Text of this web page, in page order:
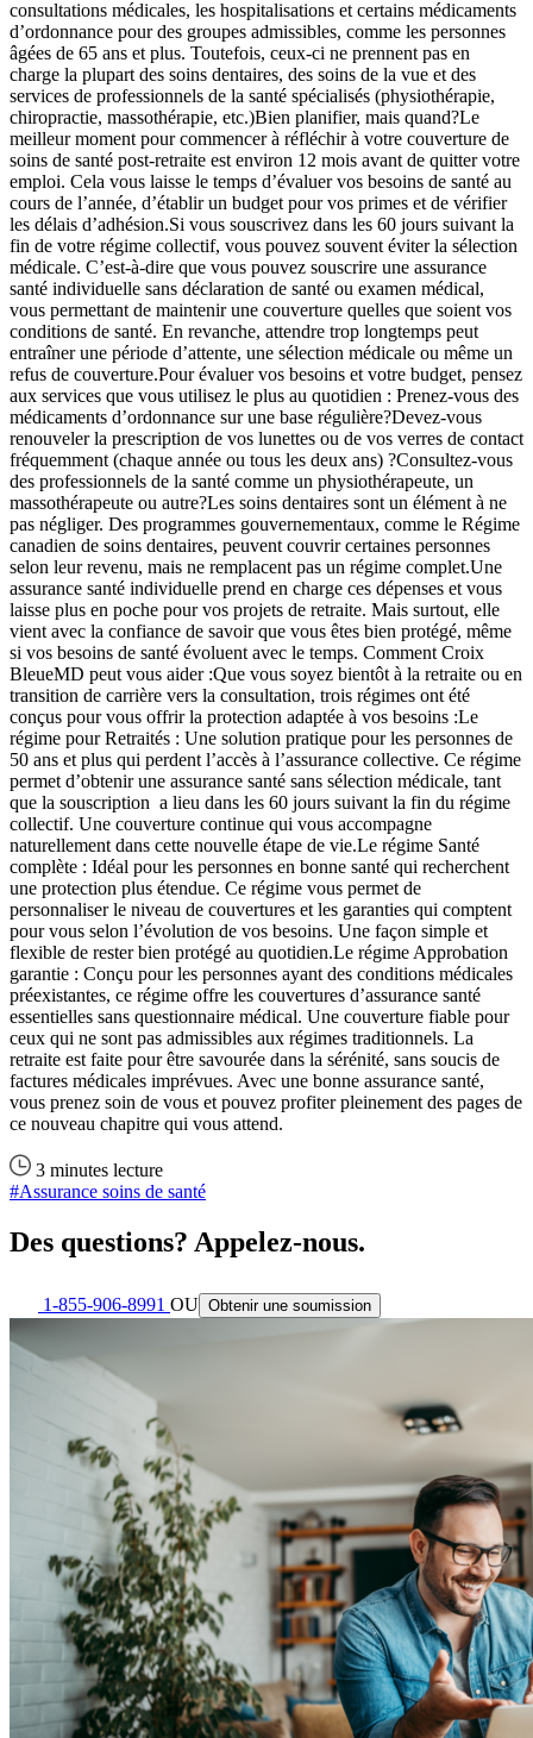
consultations médicales, les hospitalisations et certains médicaments
d’ordonnance pour des groupes admissibles, comme les personnes
âgées de 65 ans et plus. Toutefois, ceux-ci ne prennent pas en
charge la plupart des soins dentaires, des soins de la vue et des
services de professionnels de la santé spécialisés (physiothérapie,
chiropractie, massothérapie, etc.)Bien planifier, mais quand?Le
meilleur moment pour commencer à réfléchir à votre couverture de
soins de santé post-retraite est environ 12 mois avant de quitter votre
emploi. Cela vous laisse le temps d’évaluer vos besoins de santé au
cours de l’année, d’établir un budget pour vos primes et de vérifier
les délais d’adhésion.Si vous souscrivez dans les 60 jours suivant la
fin de votre régime collectif, vous pouvez souvent éviter la sélection
médicale. C’est-à-dire que vous pouvez souscrire une assurance
santé individuelle sans déclaration de santé ou examen médical,
vous permettant de maintenir une couverture quelles que soient vos
conditions de santé. En revanche, attendre trop longtemps peut
entraîner une période d’attente, une sélection médicale ou même un
refus de couverture.Pour évaluer vos besoins et votre budget, pensez
aux services que vous utilisez le plus au quotidien : Prenez-vous des
médicaments d’ordonnance sur une base régulière?Devez-vous
renouveler la prescription de vos lunettes ou de vos verres de contact
fréquemment (chaque année ou tous les deux ans) ?Consultez-vous
des professionnels de la santé comme un physiothérapeute, un
massothérapeute ou autre?Les soins dentaires sont un élément à ne
pas négliger. Des programmes gouvernementaux, comme le Régime
canadien de soins dentaires, peuvent couvrir certaines personnes
selon leur revenu, mais ne remplacent pas un régime complet.Une
assurance santé individuelle prend en charge ces dépenses et vous
laisse plus en poche pour vos projets de retraite. Mais surtout, elle
vient avec la confiance de savoir que vous êtes bien protégé, même
si vos besoins de santé évoluent avec le temps. Comment Croix
BleueMD peut vous aider :Que vous soyez bientôt à la retraite ou en
transition de carrière vers la consultation, trois régimes ont été
conçus pour vous offrir la protection adaptée à vos besoins :Le
régime pour Retraités : Une solution pratique pour les personnes de
50 ans et plus qui perdent l’accès à l’assurance collective. Ce régime
permet d’obtenir une assurance santé sans sélection médicale, tant
que la souscription a lieu dans les 60 jours suivant la fin du régime
collectif. Une couverture continue qui vous accompagne
naturellement dans cette nouvelle étape de vie.Le régime Santé
complète : Idéal pour les personnes en bonne santé qui recherchent
une protection plus étendue. Ce régime vous permet de
personnaliser le niveau de couvertures et les garanties qui comptent
pour vous selon l’évolution de vos besoins. Une façon simple et
flexible de rester bien protégé au quotidien.Le régime Approbation
garantie : Conçu pour les personnes ayant des conditions médicales
préexistantes, ce régime offre les couvertures d’assurance santé
essentielles sans questionnaire médical. Une couverture fiable pour
ceux qui ne sont pas admissibles aux régimes traditionnels. La
retraite est faite pour être savourée dans la sérénité, sans soucis de
factures médicales imprévues. Avec une bonne assurance santé,
vous prenez soin de vous et pouvez profiter pleinement des pages de
ce nouveau chapitre qui vous attend.
3 minutes lecture
#Assurance soins de santé
Des questions? Appelez-nous.
1-855-906-8991 OU Obtenir une soumission